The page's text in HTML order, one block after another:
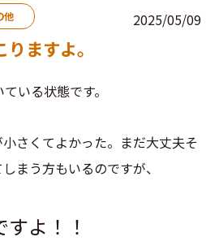
他 2025/05/09
ますよ。
いる状態です。
小さくてよかった。まだ大丈夫そ
まう方もいるのですが、
よ！！